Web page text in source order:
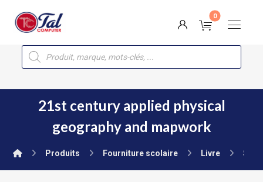
21st century applied physical
geography and mapwork
Produits Fourniture scolaire Livre